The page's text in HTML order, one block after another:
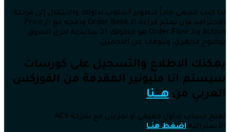
إذا كنت تسعى جاداً لتطوير أسلوب تداولك والانتقال إلى مرحلة
الاحتراف، فإن تعلم قراءة الـ Order Book ودمجه مع الـ Price
Action والـ Order Flow هو خطوتك الأساسية لترى السوق
بوضوح مجهري، وتتوقف عن التخمين.
يمكنك الاطلاع والتسجيل على كورسات
سيستم انا مليونير المقدمة من الفوركس
العربي من هــــــنا
لفتح حساب تداول حقيقي أو تجريبي مع شركة ACY
الأسترالية اضغط هنــا